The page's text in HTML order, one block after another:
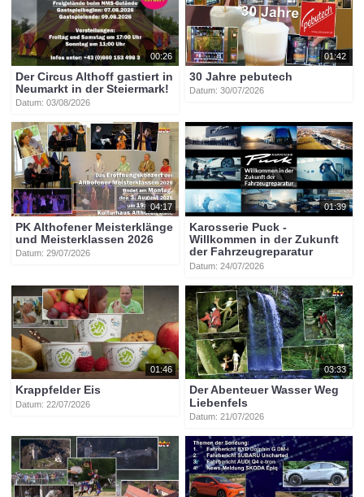
00:26
Der Circus Althoff gastiert in
Neumarkt in der Steiermark!
Datum: 03/08/2026
01:42
30 Jahre pebutech
Datum: 30/07/2026
04:17
PK Althofener Meisterklänge
und Meisterklassen 2026
Datum: 29/07/2026
01:39
Karosserie Puck -
Willkommen in der Zukunft
der Fahrzeugreparatur
Datum: 24/07/2026
01:46
Krappfelder Eis
Datum: 22/07/2026
03:33
Der Abenteuer Wasser Weg
Liebenfels
Datum: 21/07/2026